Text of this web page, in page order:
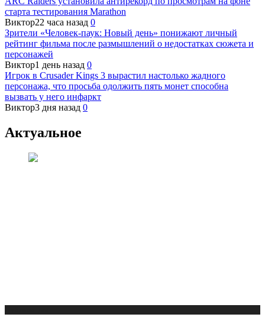
старта тестирования Marathon
Виктор22 часа назад 0
Зрители «Человек-паук: Новый день» понижают личный
рейтинг фильма после размышлений о недостатках сюжета и
персонажей
Виктор1 день назад 0
Игрок в Crusader Kings 3 вырастил настолько жадного
персонажа, что просьба одолжить пять монет способна
вызвать у него инфаркт
Виктор3 дня назад 0
Актуальное